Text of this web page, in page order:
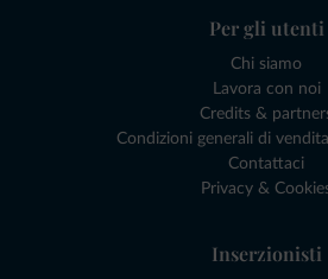
Per gli utenti
Chi siamo
Lavora con noi
Credits &
Condizioni generali di
Contattaci
Privacy &
Inserzionisti